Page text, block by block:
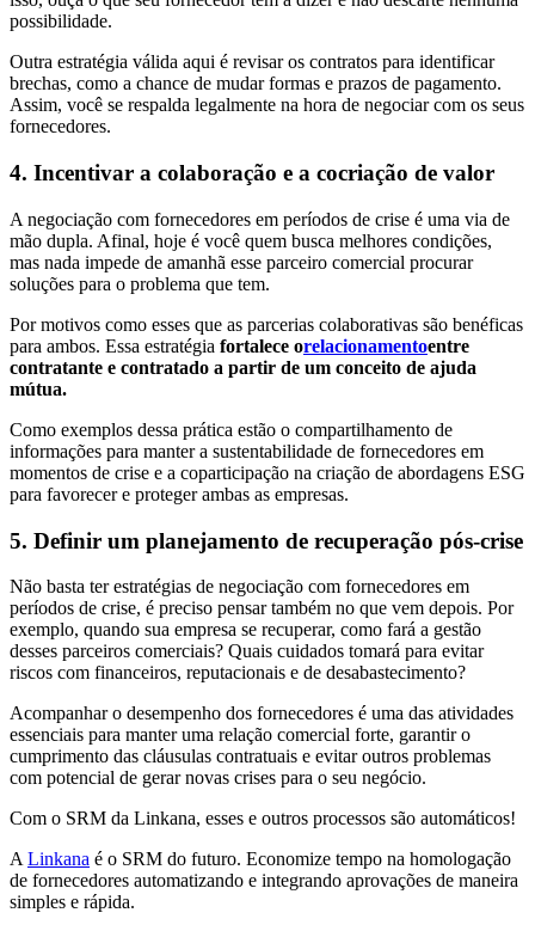
possibilidade.
Outra estratégia válida aqui é revisar os contratos para identificar
brechas, como a chance de mudar formas e prazos de pagamento.
Assim, você se respalda legalmente na hora de negociar com os seus
fornecedores.
4. Incentivar a colaboração e a cocriação de valor
A negociação com fornecedores em períodos de crise é uma via de
mão dupla. Afinal, hoje é você quem busca melhores condições,
mas nada impede de amanhã esse parceiro comercial procurar
soluções para o problema que tem.
Por motivos como esses que as parcerias colaborativas são benéficas
para ambos. Essa estratégia fortalece orelacionamentoentre
contratante e contratado a partir de um conceito de ajuda
mútua.
Como exemplos dessa prática estão o compartilhamento de
informações para manter a sustentabilidade de fornecedores em
momentos de crise e a coparticipação na criação de abordagens ESG
para favorecer e proteger ambas as empresas.
5. Definir um planejamento de recuperação pós-crise
Não basta ter estratégias de negociação com fornecedores em
períodos de crise, é preciso pensar também no que vem depois. Por
exemplo, quando sua empresa se recuperar, como fará a gestão
desses parceiros comerciais? Quais cuidados tomará para evitar
riscos com financeiros, reputacionais e de desabastecimento?
Acompanhar o desempenho dos fornecedores é uma das atividades
essenciais para manter uma relação comercial forte, garantir o
cumprimento das cláusulas contratuais e evitar outros problemas
com potencial de gerar novas crises para o seu negócio.
Com o SRM da Linkana, esses e outros processos são automáticos!
A Linkana é o SRM do futuro. Economize tempo na homologação
de fornecedores automatizando e integrando aprovações de maneira
simples e rápida.